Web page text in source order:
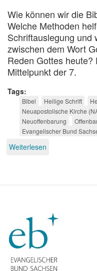
Wie können wir die
Welche Methoden
Schriftauslegung und
zwischen dem Wort
Reden Gottes
Mittelpunkt der 7.
Tags
Bibel Heilige Schrift
Neuapostolische Kirche
Neuoffenbarung
Evangelischer Bund
Weiterlesen
verstehen